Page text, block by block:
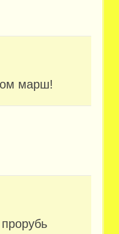
марш!